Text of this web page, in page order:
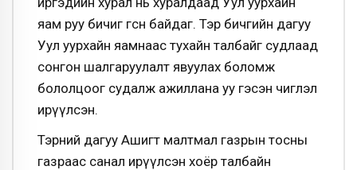
яам руу бичиг өгсөн байдаг. Тэр бичгийн дагуу
Уул уурхайн яамнаас тухайн талбайг судлаад
сонгон шалгаруулалт явуулах боломж
бололцоог судалж ажиллана уу гэсэн чиглэл
ирүүлсэн.
Тэрний дагуу Ашигт малтмал газрын тосны
газраас санал ирүүлсэн хоёр талбайн